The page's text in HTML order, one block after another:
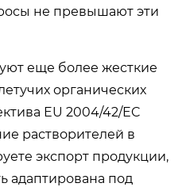
не превышают эти
еще более жесткие
органических
EU 2004/42/EC
растворителей в
экспорт продукции,
адаптирована под